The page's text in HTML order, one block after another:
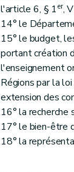
l'article 6, § 1er,
14° le
15° le budget,
portant création
l'enseignement
Régions par la
extension des
16° la
17° le bien-être
18° la